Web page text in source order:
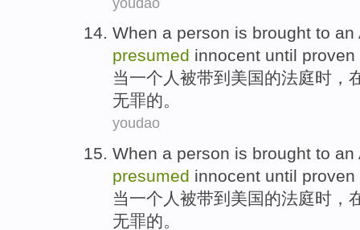
When a person is brought to an
presumed innocent until proven
当一个 人 被带到 美国的法庭时 ，
无罪的。
youdao
When a person is brought to an
presumed innocent until proven
当一个 人 被带到 美国的法庭时 ，
无罪的。